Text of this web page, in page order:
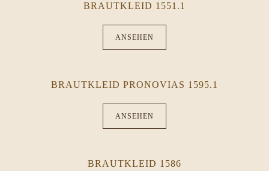
BRAUTKLEID 1551.1
ANSEHEN
BRAUTKLEID PRONOVIAS 1595.1
ANSEHEN
BRAUTKLEID 1586